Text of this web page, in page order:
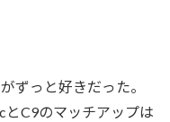
ずっと好きだった。
C9のマッチアップは